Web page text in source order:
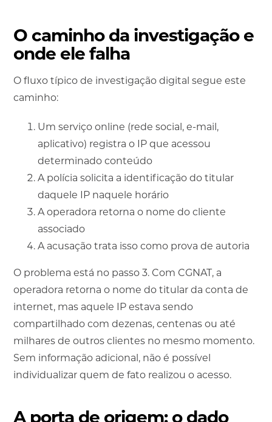
O caminho da investigação e
onde ele falha
O fluxo típico de investigação digital segue este
caminho:
Um serviço online (rede social, e-mail,
aplicativo) registra o IP que acessou
determinado conteúdo
A polícia solicita a identificação do titular
daquele IP naquele horário
A operadora retorna o nome do cliente
associado
A acusação trata isso como prova de autoria
O problema está no passo 3. Com CGNAT, a
operadora retorna o nome do titular da conta de
internet, mas aquele IP estava sendo
compartilhado com dezenas, centenas ou até
milhares de outros clientes no mesmo momento.
Sem informação adicional, não é possível
individualizar quem de fato realizou o acesso.
A porta de origem: o dado